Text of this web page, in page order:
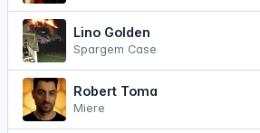
Lino Golden
Spargem Case
Robert Toma
Miere